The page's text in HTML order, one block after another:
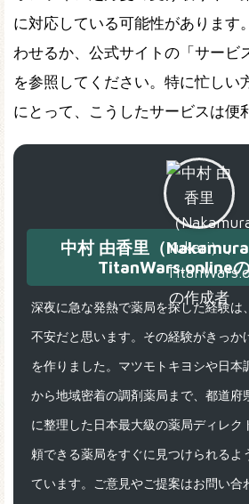
に対応している可能性があります
わせるか、公式サイトの「サービ
を参照してください。特に忙しい
にとって、こうしたサービスは便
中村 由香里（Nakamura
TitanWars.online
深夜に急な発熱で薬局を探した経験は
不安だと思います。その経験がきっか
を作りました。マツモトキヨシや日本
から地域密着の調剤薬局まで、都道府
に整理した日本最大級の薬局ディレク
頼できる薬局をすぐに見つけられるよ
ています。ご意見やご提案はお問い合